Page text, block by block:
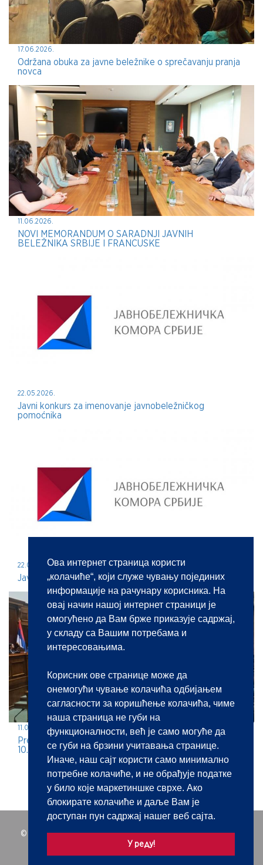
Ова интернет страница користи
„колачиће“, који служе чувању појединих
информације на рачунару корисника. На
овај начин нашој интернет страници је
омогућено да Вам брже приказује садржај,
у складу са Вашим потребама и
интересовањима.
Корисник ове странице може да
онемогући чување колачића одбијањем
сагласности за коришћење колачића, чиме
наша страница не губи на
функционалности, већ је само могуће да
се губи на брзини учитавања странице.
Иначе, наш сајт користи само минимално
потребне колачиће, и не обрађује податке
у било које маркетиншке сврхе. Ако
блокирате колачиће и даље Вам је
доступан пун садржај нашег веб сајта.
У реду!
17.06.2026.
Održana obuka za javne beležnike o sprečavanju pranja
novca
11.06.2026.
NOVI MEMORANDUM O SARADNJI JAVNIH
BELEŽNIKA SRBIJE I FRANCUSKE
22.05.2026.
Javni konkurs za imenovanje javnobeležničkog
pomoćnika
22.05.2026.
Javni konkurs za imenovanje javnog beležnika
11.05.2026.
Predstavljanje javnobeležničke profesije na jubilarnom
10. BEKOP-u
© 2021 | Javnobeležnička komora Srbije. Sva prava zadržana.